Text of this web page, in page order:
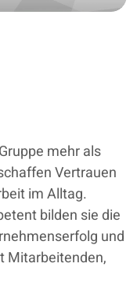
mehr als
Vertrauen
im Alltag.
bilden sie die
und
Mitarbeitenden,